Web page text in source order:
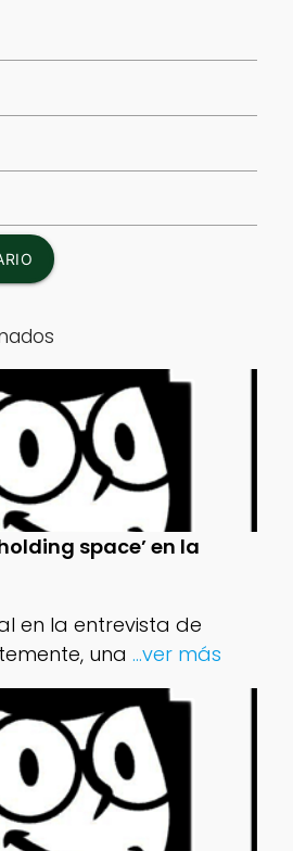
space’ en la
en la entrevista de
una ...ver más